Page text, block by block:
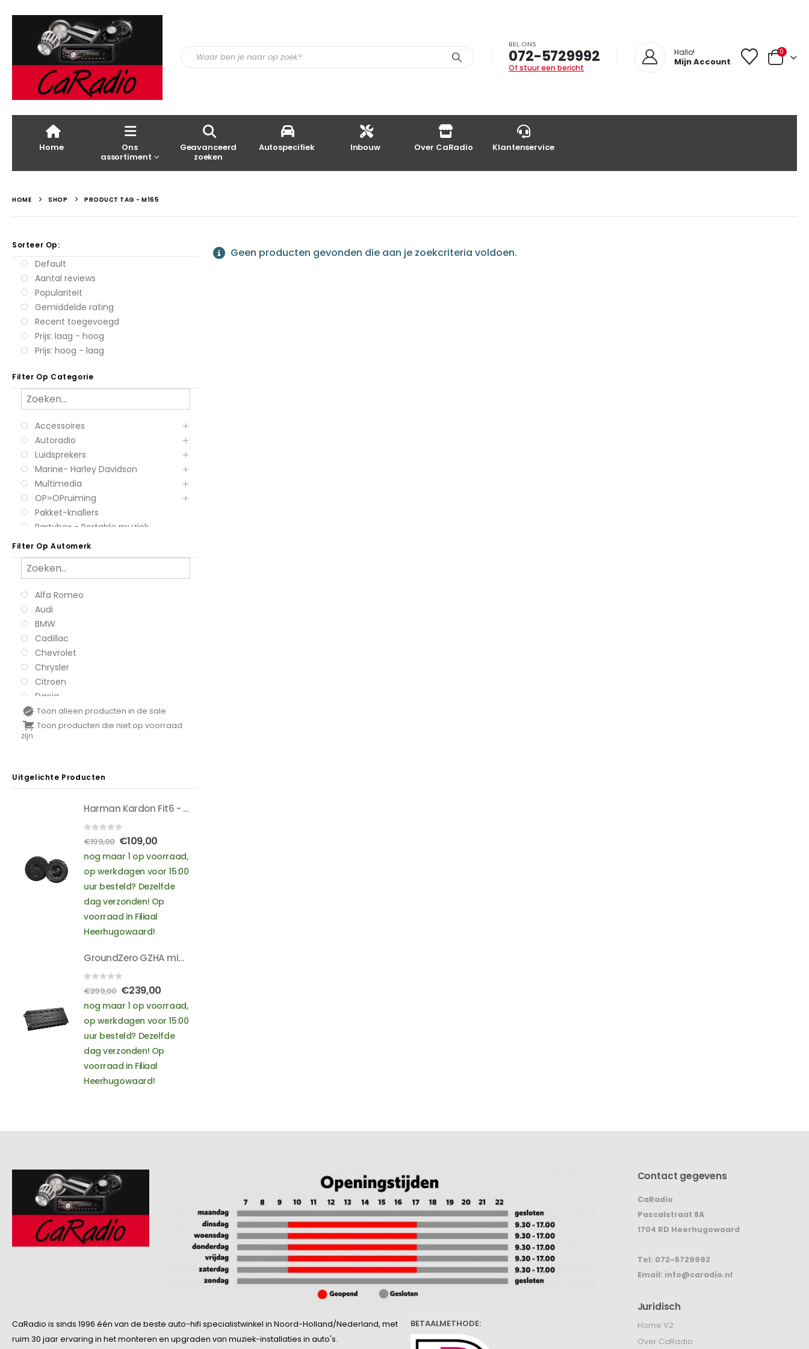
BEL ONS
072-5729992
Of stuur een bericht
Hallo!
Mijn Account
0
Home
Ons
assortiment
Geavanceerd
zoeken
Autospecifiek Inbouw Over CaRadio Klantenservice
HOME SHOP PRODUCT TAG - M165
Geen producten gevonden die aan je zoekcriteria voldoen.
Sorteer Op:
Default
Aantal reviews
Populariteit
Gemiddelde rating
Recent toegevoegd
Prijs: laag - hoog
Prijs: hoog - laag
Filter Op Categorie
Accessoires
Autoradio
Luidsprekers
Marine- Harley Davidson
Multimedia
OP=OPruiming
Pakket-knallers
Partybox - Portable muziek
systemen
Subwoofers
Versterkers
Filter Op Automerk
Alfa Romeo
Audi
BMW
Cadillac
Chevrolet
Chrysler
Citroen
Dacia
Daihatsu
Dodge
Hyundai
Lancia
Land Rover
Lexus
Renault
Rover
Suzuki
Volvo
Toon alleen producten in de sale
Toon producten die niet op voorraad
zijn
Uitgelichte Producten
Harman Kardon Fit6 - 2x 45 Watt RMS vermogen bij 4 Ohm impedantie- Hi-Res audio -SHOWROOM
out of 5
€199,00 Oorspronkelijke
prijs
was:
€199,00.
€109,00Huidige
prijs
is:
€109,00.
nog maar 1 op voorraad,
op werkdagen voor 15:00
uur besteld? Dezelfde
dag verzonden! Op
voorraad in Filiaal
Heerhugowaard!
GroundZero GZHA mini one-k - 350/550/900 Watt RMS vermogen bij 4/2/1 Ohm - met bass remote unit
out of 5
€299,00 Oorspronkelijke
prijs
was:
€299,00.
€239,00Huidige
prijs
is:
€239,00.
nog maar 1 op voorraad,
op werkdagen voor 15:00
uur besteld? Dezelfde
dag verzonden! Op
voorraad in Filiaal
Heerhugowaard!
CaRadio is sinds 1996 één van de beste auto-hifi specialistwinkel in Noord-Holland/Nederland, met
ruim 30 jaar ervaring in het monteren en upgraden van muziek-installaties in auto's.
BETAALMETHODE:
Contact gegevens
CaRadio
Pascalstraat 8A
1704 RD Heerhugowaard
Tel: 072-5729992
Email: info@caradio.nl
Juridisch
Home V2
Over CaRadio